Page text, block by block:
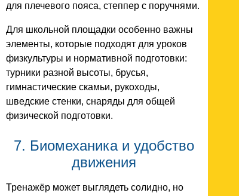
для плечевого пояса, степпер с поручнями.
Для школьной площадки особенно важны
элементы, которые подходят для уроков
физкультуры и нормативной подготовки:
турники разной высоты, брусья,
гимнастические скамьи, рукоходы,
шведские стенки, снаряды для общей
физической подготовки.
7. Биомеханика и удобство
движения
Тренажёр может выглядеть солидно, но